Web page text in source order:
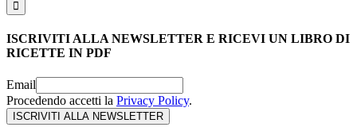
ISCRIVITI ALLA NEWSLETTER E RICEVI UN LIBRO DI
RICETTE IN PDF
Email
Procedendo accetti la Privacy Policy.